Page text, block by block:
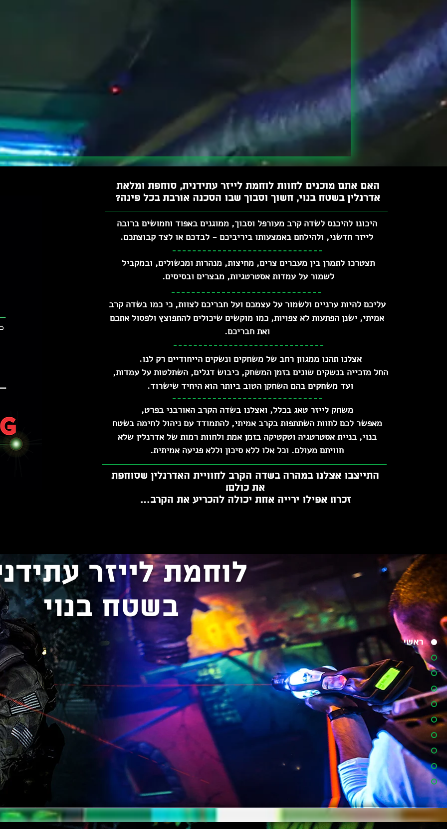
ראשי
האם אתם מוכנים לחוות לוחמת לייזר עתידנית, סוחפת ומלאת
אדרנלין בשטח בנוי, חשוך וסבוך שבו הסכנה אורבת בכל פינה?
היכונו להיכנס לשדה קרב מעורפל וסבוך, ממוגנים באפוד וחמושים ברובה
לייזר חדשני, ולהילחם באמצעותו ביריביכם - לבדכם או לצד קבוצתכם.
תצטרכו לתמרן בין מעברים צרים, מחיצות, מנהרות ומכשולים, ובמקביל
לשמור על עמדות אסטרטגיות, מבצרים ובסיסים.
עליכם להיות ערניים ולשמור על עצמכם ועל חבריכם לצוות, כי כמו בשדה קרב
אמיתי, ישנן הפתעות לא צפויות, כמו מוקשים שיכולים להתפוצץ ולפסול אתכם
ואת חבריכם.
אצלנו תהנו ממגוון רחב של משחקים ונשקים הייחודיים רק לנו.
החל מזכייה בנשקים שונים בזמן המשחק, כיבוש דגלים, השתלטות על עמדות,
ועד משחקים בהם השחקן הטוב ביותר הוא היחיד שישרוד.
משחק לייזר טאג בכלל, ואצלנו בשדה הקרב האורבני בפרט,
מאפשר לכם לחוות השתתפות בקרב אמיתי, להתמודד עם ניהול לחימה בשטח
בנוי, בניית אסטרטגיה וטקטיקה בזמן אמת ולחוות רמות של אדרנלין שלא
חוויתם מעולם. וכל אלו ללא סיכון וללא פגיעה אמיתית.
התייצבו אצלנו במהרה בשדה הקרב לחוויית האדרנלין שסוחפת
את כולם!
זכרו! אפילו ירייה אחת יכולה להכריע את הקרב…​
לוחמת לייזר
בשטח בנוי